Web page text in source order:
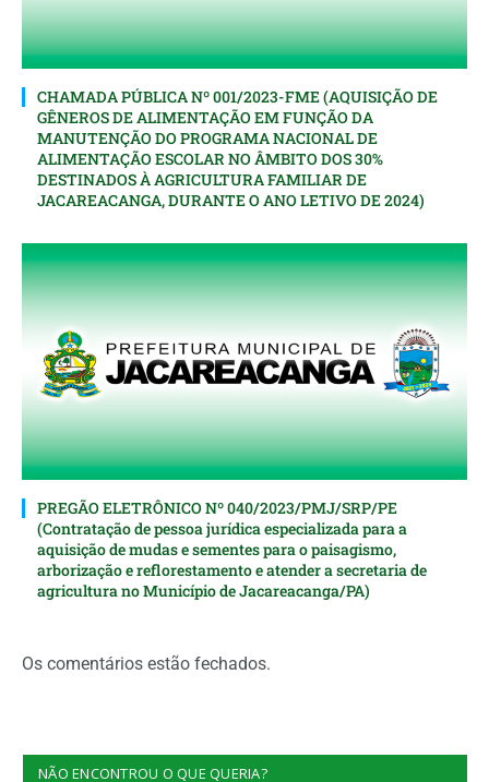
CHAMADA PÚBLICA Nº 001/2023-FME (AQUISIÇÃO DE
GÊNEROS DE ALIMENTAÇÃO EM FUNÇÃO DA
MANUTENÇÃO DO PROGRAMA NACIONAL DE
ALIMENTAÇÃO ESCOLAR NO ÂMBITO DOS 30%
DESTINADOS À AGRICULTURA FAMILIAR DE
JACAREACANGA, DURANTE O ANO LETIVO DE 2024)
PREGÃO ELETRÔNICO Nº 040/2023/PMJ/SRP/PE
(Contratação de pessoa jurídica especializada para a
aquisição de mudas e sementes para o paisagismo,
arborização e reflorestamento e atender a secretaria de
agricultura no Município de Jacareacanga/PA)
Os comentários estão fechados.
NÃO ENCONTROU O QUE QUERIA?